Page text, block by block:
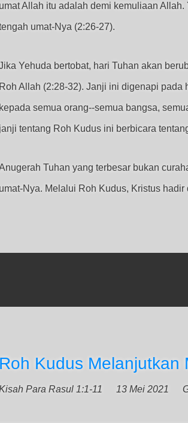
umat Allah itu adalah demi kemuliaan
umat-Nya (2:26-27).
Yehuda bertobat, hari Tuhan akan
Roh Allah (2:28-32). Janji ini digenapi
kepada semua orang--semua bangsa,
janji tentang Roh Kudus ini berbicara
Tuhan yang terbesar bukan
umat-Nya. Melalui Roh Kudus, Kristus
Roh Kudus Melanjutkan
Para Rasul 1:1-11 13 Mei 2021